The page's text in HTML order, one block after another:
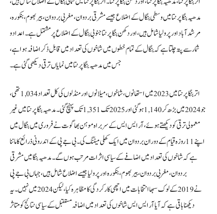
مدھیہ بنگا پرنتا میں وسطی بنگال کے اضلاع جیسے مشرقی بردوان، مغربی بردوان، بیربھوم، بنکورہ،
مرشد آباد اور پرولیا شامل ہیں، اور دکھن بنگا پرنتا جنوبی بنگال کے اضلاع پر مشتمل ہے۔ اعداد و
شمار سے پتہ چلتا ہے کہ بنگال کے تمام خطوں میں شاخوں کی تعداد میں قابل ذکر اضافہ ہوا ہے،
جس میں مدھیہ بنگا پرنتا میں نمایاں ترقی دیکھی گئی ہے۔
اتر بنگا پرنتا میں 2023 میں استھانوں، شاخوں، میلانوں اور منڈلوں کی کل تعداد 1,034 تھی،
جو 2024 میں بڑھ کر 1,140 ہو گئی اور 2025 تک 1,351 تک پہنچ گئی۔ مدھیہ بنگا پرنتا میں غیر
معمولی ترقی کو دیکھتے ہوئے، آر ایس ایس کے سربراہ موہن بھاگوت نے فروری میں بنگال میں
اپنے 11 روزہ قیام کے دوران بردوان میں ایک کھلی میٹنگ کی۔ بی جے پی کے اندرونی ذرائع کا ماننا
ہے کہ شاخوں کی تعداد میں اضافے کے سیاسی اثرات مرتب ہوں گے۔ مدھیہ بنگا میں مشرقی
بردوان، مغربی بردوان، بیربھوم، بنکورہ اور پرولیا جیسے اضلاع شامل ہیں، جہاں بی جے پی
نے 2019 کے لوک سبھا انتخابات میں اچھی کارکردگی کا مظاہرہ کیا، لیکن 2024 میں نہیں۔ یہ
دیکھنا باقی ہے کہ آیا آر ایس ایس شاخوں کی تعداد میں اضافہ مستقبل کے سیاسی نتائج کو متاثر